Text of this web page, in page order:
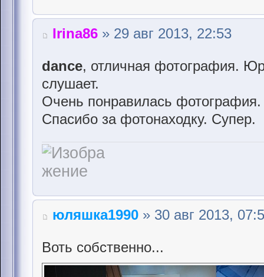
Irina86 » 29 авг 2013, 22:53
dance, отличная фотография.
слушает.
Очень понравилась фотография.
Спасибо за фотонаходку. Супер.
юляшка1990 » 30 авг 2013,
Воть собственно...